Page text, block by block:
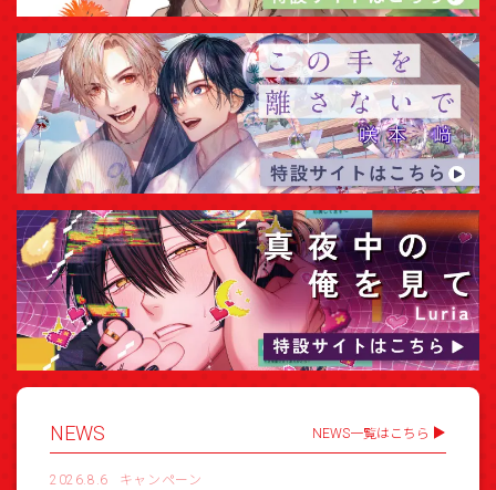
NEWS NEWS一覧はこちら
2026.8.6 キャンペーン